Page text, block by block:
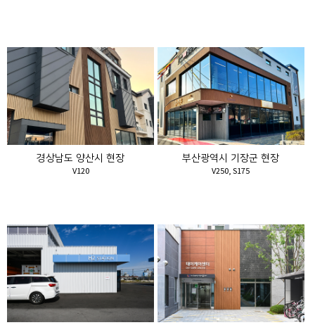
경상남도 양산시 현장
V120
부산광역시 기장군 현장
V250, S175